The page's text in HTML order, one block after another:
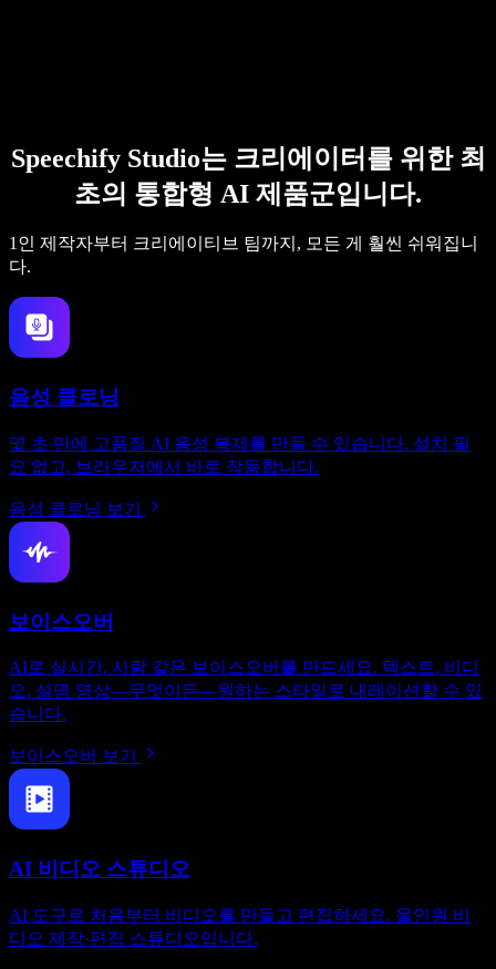
Speechify Studio는 크리에이터를 위한 최
초의 통합형 AI 제품군입니다.
1인 제작자부터 크리에이티브 팀까지, 모든 게 훨씬 쉬워집니
다.
음성 클로닝
몇 초 만에 고품질 AI 음성 복제를 만들 수 있습니다. 설치 필
요 없고, 브라우저에서 바로 작동합니다.
음성 클로닝 보기
보이스오버
AI로 실시간, 사람 같은 보이스오버를 만드세요. 텍스트, 비디
오, 설명 영상—무엇이든—원하는 스타일로 내레이션할 수 있
습니다.
보이스오버 보기
AI 비디오 스튜디오
AI 도구로 처음부터 비디오를 만들고 편집하세요. 올인원 비
디오 제작·편집 스튜디오입니다.